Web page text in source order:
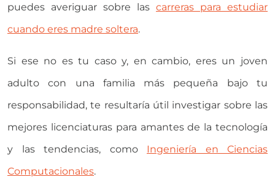
puedes averiguar sobre las carreras para estudiar
cuando eres madre soltera.
Si ese no es tu caso y, en cambio, eres un joven
adulto con una familia más pequeña bajo tu
responsabilidad, te resultaría útil investigar sobre las
mejores licenciaturas para amantes de la tecnología
y las tendencias, como Ingeniería en Ciencias
Computacionales.